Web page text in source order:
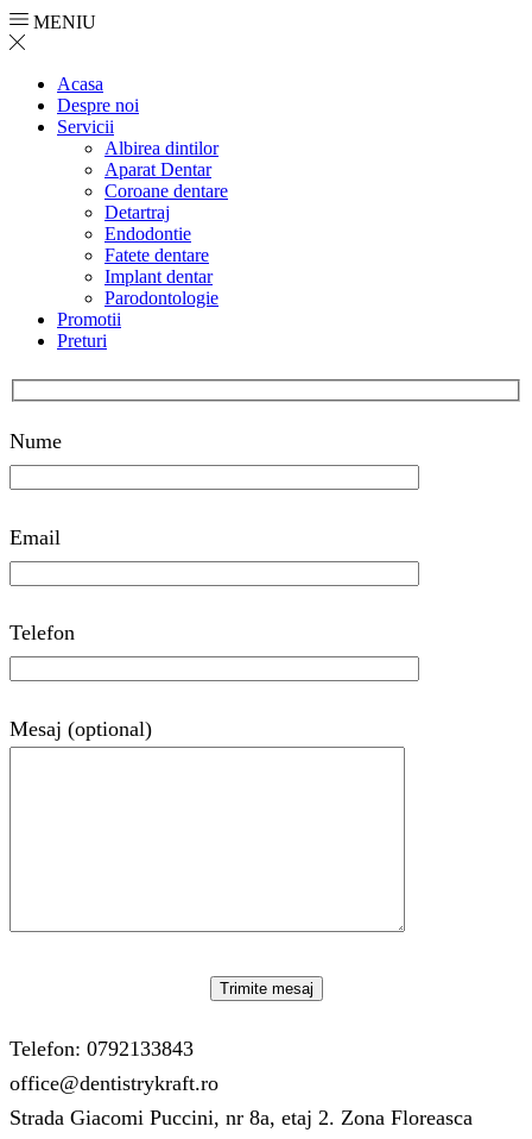
MENIU
Acasa
Despre noi
Servicii
Albirea dintilor
Aparat Dentar
Coroane dentare
Detartraj
Endodontie
Fatete dentare
Implant dentar​
Parodontologie
Promotii
Preturi
Nume
Email
Telefon
Mesaj (optional)
Telefon: 0792133843
office@dentistrykraft.ro
Strada Giacomi Puccini, nr 8a, etaj 2. Zona Floreasca